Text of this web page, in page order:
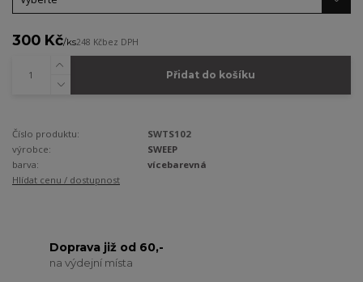
300 Kč/ks248 Kčbez DPH
Přidat do košíku
Číslo produktu:
SWTS102
výrobce:
SWEEP
barva:
vícebarevná
Hlídat cenu / dostupnost
Doprava již od 60,-
na výdejní místa